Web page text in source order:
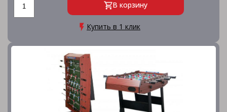
В корзину
Купить в 1 клик